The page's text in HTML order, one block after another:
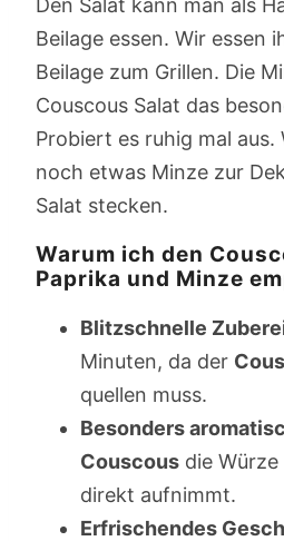
Den Salat kann man als
Beilage essen. Wir essen
Beilage zum Grillen. Die
Couscous Salat das
Probiert es ruhig mal aus.
noch etwas Minze zur
Salat stecken.
Warum ich den
Paprika und Minze
Blitzschnelle
Minuten, da der
quellen muss.
Besonders
Couscous die Würze
direkt aufnimmt.
Erfrischendes